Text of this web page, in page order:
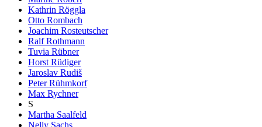
Kathrin Röggla
Otto Rombach
Joachim Rosteutscher
Ralf Rothmann
Tuvia Rübner
Horst Rüdiger
Jaroslav Rudiš
Peter Rühmkorf
Max Rychner
S
Martha Saalfeld
Nelly Sachs